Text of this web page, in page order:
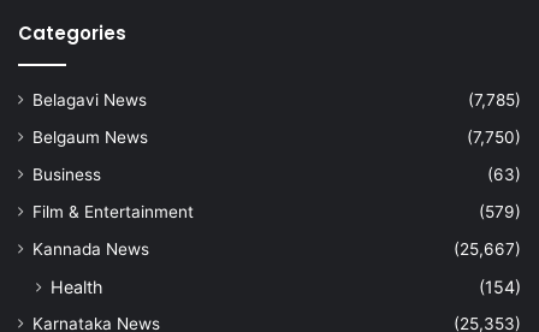
Categories
Belagavi News
(7,785)
Belgaum News
(7,750)
Business
(63)
Film & Entertainment
(579)
Kannada News
(25,667)
Health (154)
Karnataka News
(25,353)